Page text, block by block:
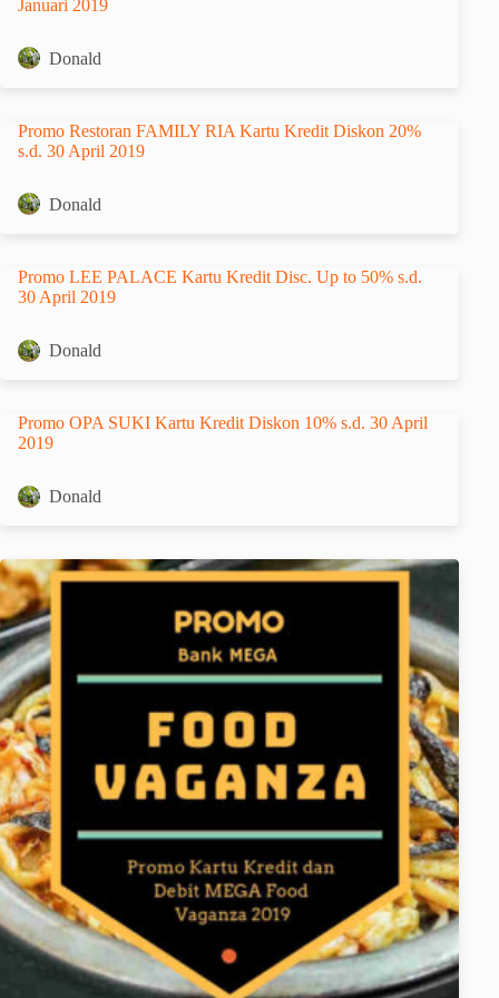
Januari 2019
Donald
Promo Restoran FAMILY RIA Kartu Kredit Diskon 20%
s.d. 30 April 2019
Donald
Promo LEE PALACE Kartu Kredit Disc. Up to 50% s.d.
30 April 2019
Donald
Promo OPA SUKI Kartu Kredit Diskon 10% s.d. 30 April
2019
Donald